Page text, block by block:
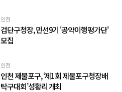
인천
검단구청장, 민선9기 '공약이행평가단'
모집
인천
인천 제물포구, ‘제1회 제물포구청장배
탁구대회’성황리 개최